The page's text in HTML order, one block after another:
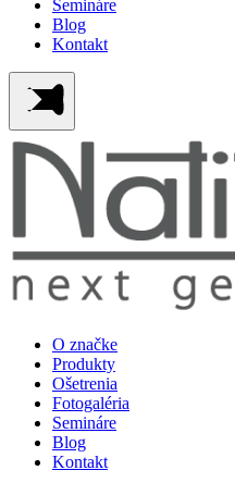
Semináre
Blog
Kontakt
O značke
Produkty
Ošetrenia
Fotogaléria
Semináre
Blog
Kontakt